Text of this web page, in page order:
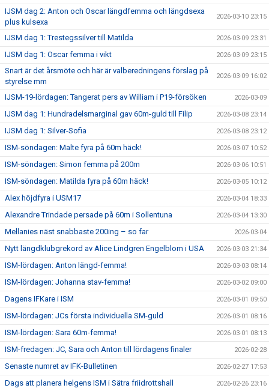
IJSM dag 2: Anton och Oscar längdfemma och längdsexa
plus kulsexa
2026-03-10 23:15
IJSM dag 1: Trestegssilver till Matilda 2026-03-09 23:31
IJSM dag 1: Oscar femma i vikt 2026-03-09 23:15
Snart är det årsmöte och här är valberedningens förslag på
styrelse mm
2026-03-09 16:02
IJSM-19-lördagen: Tangerat pers av William i P19-försöken 2026-03-09
IJSM dag 1: Hundradelsmarginal gav 60m-guld till Filip 2026-03-08 23:14
IJSM dag 1: Silver-Sofia 2026-03-08 23:12
ISM-söndagen: Malte fyra på 60m häck! 2026-03-07 10:52
ISM-söndagen: Simon femma på 200m 2026-03-06 10:51
ISM-söndagen: Matilda fyra på 60m häck! 2026-03-05 10:12
Alex höjdfyra i USM17 2026-03-04 18:33
Alexandre Trindade persade på 60m i Sollentuna 2026-03-04 13:30
Mellanies näst snabbaste 200ing – so far 2026-03-04
Nytt längdklubgrekord av Alice Lindgren Engelblom i USA 2026-03-03 21:34
ISM-lördagen: Anton längd-femma! 2026-03-03 08:14
ISM-lördagen: Johanna stav-femma! 2026-03-02 09:00
Dagens IFKare i ISM 2026-03-01 09:50
ISM-lördagen: JCs första individuella SM-guld 2026-03-01 08:16
ISM-lördagen: Sara 60m-femma! 2026-03-01 08:13
ISM-fredagen: JC, Sara och Anton till lördagens finaler 2026-02-28
Senaste numret av IFK-Bulletinen 2026-02-27 17:53
Dags att planera helgens ISM i Sätra friidrottshall 2026-02-26 23:16